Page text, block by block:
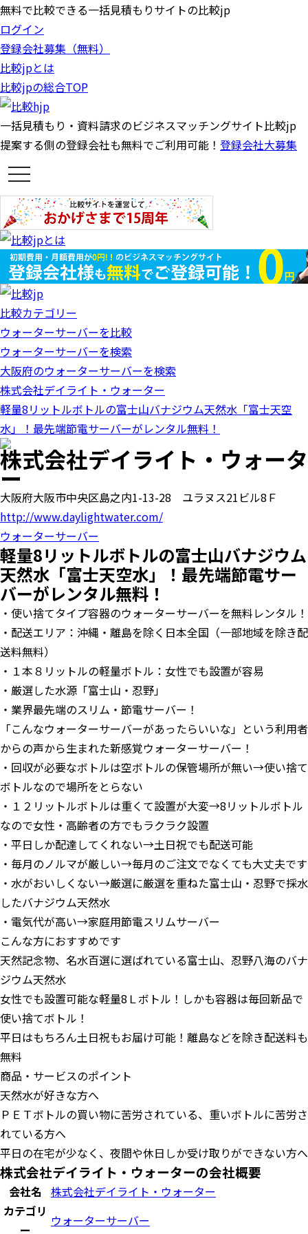
無料で比較できる一括見積もりサイトの比較jp
ログイン
登録会社募集（無料）
比較jpとは
比較jpの総合TOP
一括見積もり・資料請求のビジネスマッチングサイト比較jp
提案する側の登録会社も無料でご利用可能！ 登録会社大募集
t
o
g
l
e
n
a
v
i
g
a
t
i
o
比較カテゴリー
ウォーターサーバーを比較
ウォーターサーバーを検索
大阪府のウォーターサーバーを検索
株式会社デイライト・ウォーター
軽量8リットルボトルの富士山バナジウム天然水「富士天空
水」！最先端節電サーバーがレンタル無料！
株式会社デイライト・ウォータ
ー
大阪府大阪市中央区島之内1-13-28 ユラヌス21ビル8Ｆ
http://www.daylightwater.com/
ウォーターサーバー
軽量8リットルボトルの富士山バナジウム
天然水「富士天空水」！最先端節電サー
バーがレンタル無料！
・使い捨てタイプ容器のウォーターサーバーを無料レンタル！
・配送エリア：沖縄・離島を除く日本全国（一部地域を除き配
送料無料）
・１本８リットルの軽量ボトル：女性でも設置が容易
・厳選した水源「富士山・忍野」
・業界最先端のスリム・節電サーバー！
「こんなウォーターサーバーがあったらいいな」という利用者
からの声から生まれた新感覚ウォーターサーバー！
・回収が必要なボトルは空ボトルの保管場所が無い→使い捨て
ボトルなので場所をとらない
・１２リットルボトルは重くて設置が大変→8リットルボトル
なので女性・高齢者の方でもラクラク設置
・平日しか配達してくれない→土日祝でも配送可能
・毎月のノルマが厳しい→毎月のご注文でなくても大丈夫です
・水がおいしくない→厳選に厳選を重ねた富士山・忍野で採水
したバナジウム天然水
・電気代が高い→家庭用節電スリムサーバー
こんな方におすすめです
天然記念物、名水百選に選ばれている富士山、忍野八海のバナ
ジウム天然水
女性でも設置可能な軽量8Ｌボトル！しかも容器は毎回新品で
使い捨てボトル！
平日はもちろん土日祝もお届け可能！離島などを除き配送料も
無料
商品・サービスのポイント
天然水が好きな方へ
ＰＥＴボトルの買い物に苦労されている、重いボトルに苦労さ
れている方へ
平日の在宅が少なく、夜間や休日しか受け取りができない方へ
株式会社デイライト・ウォーターの会社概要
会社名 株式会社デイライト・ウォーター
カテゴリ
ー
ウォーターサーバー